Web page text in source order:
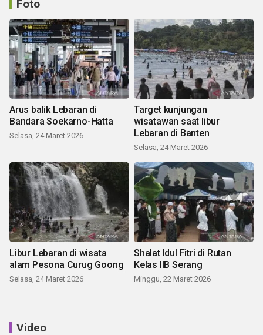
Foto
Arus balik Lebaran di
Bandara Soekarno-Hatta
Selasa, 24 Maret 2026
Target kunjungan
wisatawan saat libur
Lebaran di Banten
Selasa, 24 Maret 2026
Libur Lebaran di wisata
alam Pesona Curug Goong
Selasa, 24 Maret 2026
Shalat Idul Fitri di Rutan
Kelas IIB Serang
Minggu, 22 Maret 2026
Video